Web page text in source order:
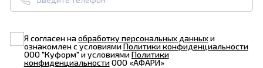
Я согласен наобработку персональных данныхи
ознакомлен с условиямиПолитики конфиденциальности
ООО "Куформ" и условиямиПолитики
конфиденциальностиООО «АФАРИ»